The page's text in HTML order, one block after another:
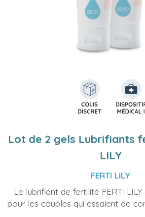
Lot de 2 gels Lubrifiants
LILY
FERTI LILY
Le lubrifiant de fertilité
pour les couples qui essaient de